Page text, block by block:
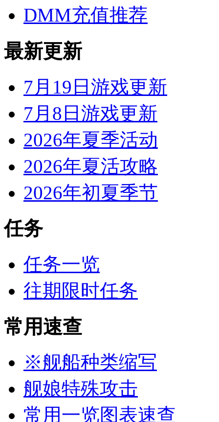
DMM充值推荐
最新更新
7月19日游戏更新
7月8日游戏更新
2026年夏季活动
2026年夏活攻略
2026年初夏季节
任务
任务一览
往期限时任务
常用速查
※舰船种类缩写
舰娘特殊攻击
常用一览图表速查